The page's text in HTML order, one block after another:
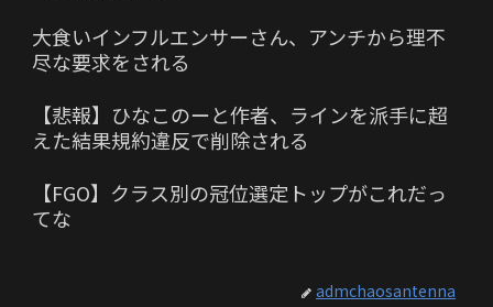
大食いインフルエンサーさん、アンチから理不
尽な要求をされる
【悲報】ひなこのーと作者、ラインを派手に超
えた結果規約違反で削除される
【FGO】クラス別の冠位選定トップがこれだっ
てな
admchaosantenna